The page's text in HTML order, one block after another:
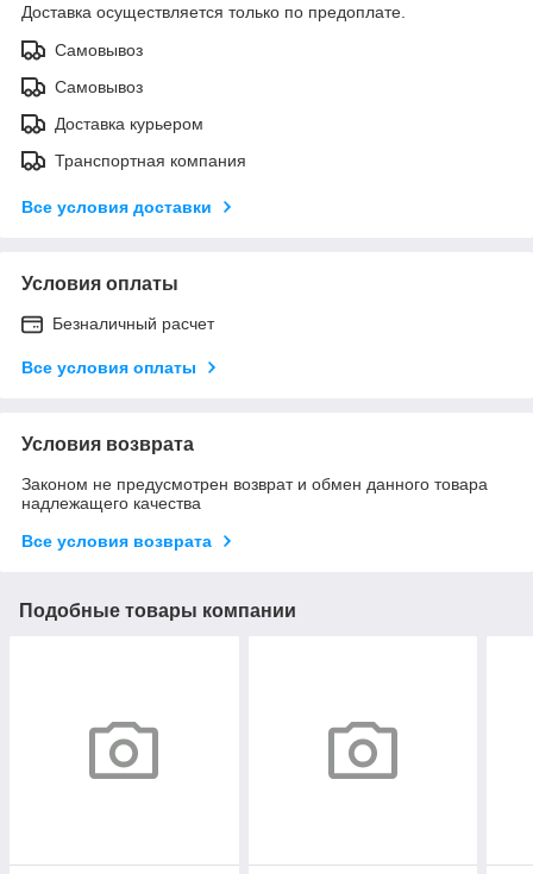
Доставка осуществляется только по предоплате.
Самовывоз
Самовывоз
Доставка курьером
Транспортная компания
Все условия доставки
Условия оплаты
Безналичный расчет
Все условия оплаты
Условия возврата
Законом не предусмотрен возврат и обмен данного товара
надлежащего качества
Все условия возврата
Подобные товары компании